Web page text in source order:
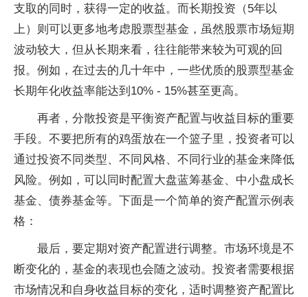
支取的同时，获得一定的收益。而长期投资（5年以
上）则可以更多地考虑股票型基金，虽然股票市场短期
波动较大，但从长期来看，往往能带来较为可观的回
报。例如，在过去的几十年中，一些优质的股票型基金
长期年化收益率能达到10% - 15%甚至更高。
再者，分散投资是平衡资产配置与收益目标的重要
手段。不要把所有的鸡蛋放在一个篮子里，投资者可以
通过投资不同类型、不同风格、不同行业的基金来降低
风险。例如，可以同时配置大盘蓝筹基金、中小盘成长
基金、债券基金等。下面是一个简单的资产配置示例表
格：
最后，要定期对资产配置进行调整。市场环境是不
断变化的，基金的表现也会随之波动。投资者需要根据
市场情况和自身收益目标的变化，适时调整资产配置比